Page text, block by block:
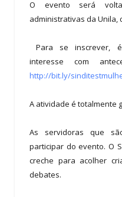
O evento será
administrativas da Unila,
Para se inscrever,
interesse com
http://bit.ly/
A atividade é totalmente
As servidoras que
participar do evento. O
creche para acolher
debates.